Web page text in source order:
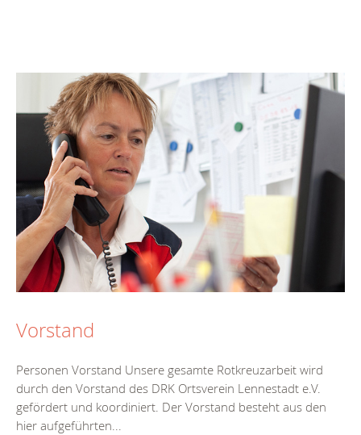
Vorstand
Personen Vorstand Unsere gesamte Rotkreuzarbeit wird
durch den Vorstand des DRK Ortsverein Lennestadt e.V.
gefördert und koordiniert. Der Vorstand besteht aus den
hier aufgeführten...